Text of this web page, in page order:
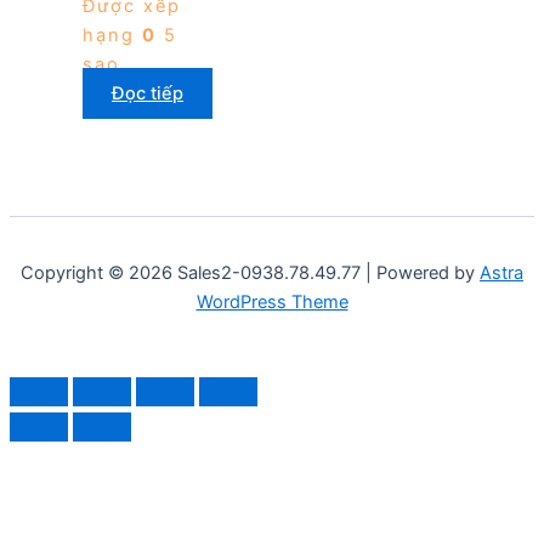
Được xếp
hạng 0 5
sao
Đọc tiếp
Copyright © 2026 Sales2-0938.78.49.77 | Powered by Astra
WordPress Theme